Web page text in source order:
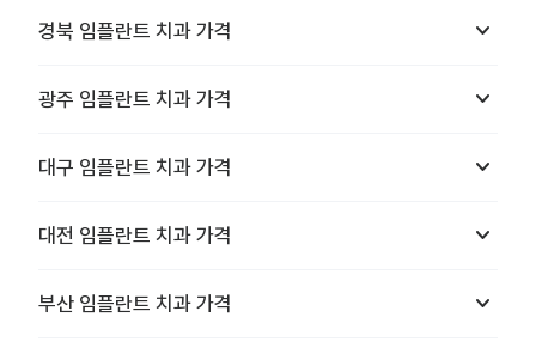
경북 임플란트 치과 가격 keyboard_arrow_down
광주 임플란트 치과 가격 keyboard_arrow_down
대구 임플란트 치과 가격 keyboard_arrow_down
대전 임플란트 치과 가격 keyboard_arrow_down
부산 임플란트 치과 가격 keyboard_arrow_down